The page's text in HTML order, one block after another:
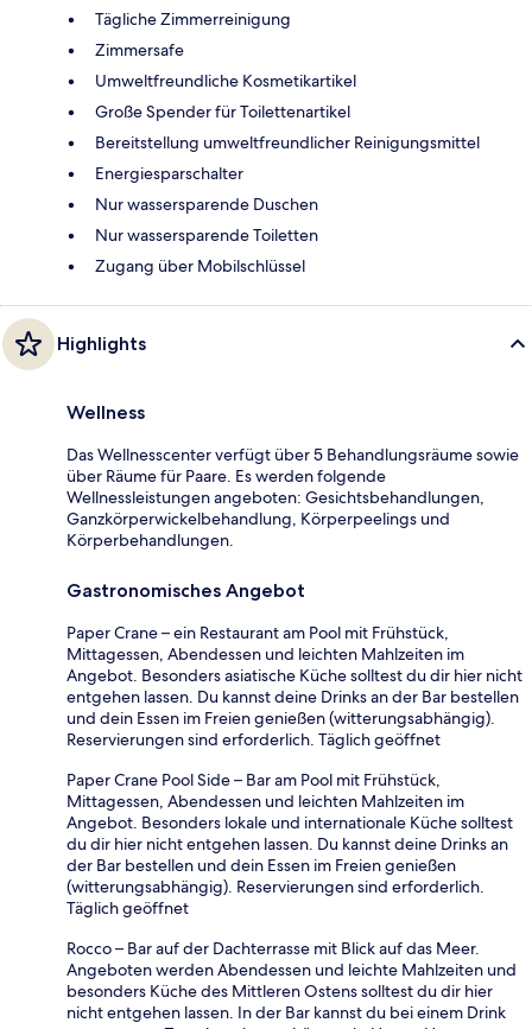
Tägliche Zimmerreinigung
Zimmersafe
Umweltfreundliche Kosmetikartikel
Große Spender für Toilettenartikel
Bereitstellung umweltfreundlicher Reinigungsmittel
Energiesparschalter
Nur wassersparende Duschen
Nur wassersparende Toiletten
Zugang über Mobilschlüssel
Highlights
Wellness
Das Wellnesscenter verfügt über 5 Behandlungsräume sowie
über Räume für Paare. Es werden folgende
Wellnessleistungen angeboten: Gesichtsbehandlungen,
Ganzkörperwickelbehandlung, Körperpeelings und
Körperbehandlungen.
Gastronomisches Angebot
Paper Crane – ein Restaurant am Pool mit Frühstück,
Mittagessen, Abendessen und leichten Mahlzeiten im
Angebot. Besonders asiatische Küche solltest du dir hier nicht
entgehen lassen. Du kannst deine Drinks an der Bar bestellen
und dein Essen im Freien genießen (witterungsabhängig).
Reservierungen sind erforderlich. Täglich geöffnet
Paper Crane Pool Side – Bar am Pool mit Frühstück,
Mittagessen, Abendessen und leichten Mahlzeiten im
Angebot. Besonders lokale und internationale Küche solltest
du dir hier nicht entgehen lassen. Du kannst deine Drinks an
der Bar bestellen und dein Essen im Freien genießen
(witterungsabhängig). Reservierungen sind erforderlich.
Täglich geöffnet
Rocco – Bar auf der Dachterrasse mit Blick auf das Meer.
Angeboten werden Abendessen und leichte Mahlzeiten und
besonders Küche des Mittleren Ostens solltest du dir hier
nicht entgehen lassen. In der Bar kannst du bei einem Drink